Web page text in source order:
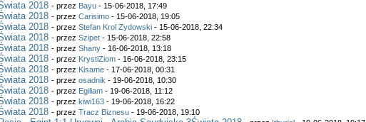
2018 - przez Bayu - 15-06-2018, 17:49
2018 - przezCarisimo - 15-06-2018, 19:05
2018 - przezStefan Krol Zydowski - 15-06-2018, 22:34
2018 - przezSzipet - 15-06-2018, 22:58
2018 - przezShany - 16-06-2018, 13:18
2018 - przez KrystiZiom - 16-06-2018, 23:15
2018 - przez Kisame - 17-06-2018, 00:31
2018 - przezosadnik - 19-06-2018, 10:30
2018 - przez Egiliam - 19-06-2018, 11:12
2018 - przezkiwi163 - 19-06-2018, 16:22
2018 - przezTracz Biznesu - 19-06-2018, 19:10